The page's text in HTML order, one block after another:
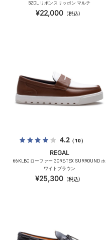
52DL リボンスリッポン マルチ
¥22,000（税込）
4.2（10）
REGAL
66KLBC ローファー GORE-TEX SURROUND ホ
ワイトブラウン
¥25,300 （税込）